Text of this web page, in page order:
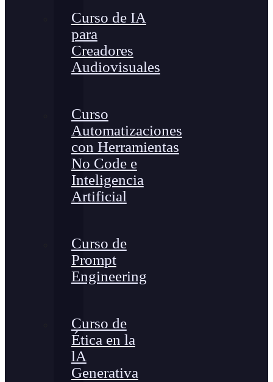
Curso de IA
para
Creadores
Audiovisuales
Curso
Automatizaciones
con Herramientas
No Code e
Inteligencia
Artificial
Curso de
Prompt
Engineering
Curso de
Ética en la
lA
Generativa